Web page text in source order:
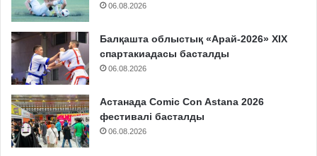
06.08.2026
Балқашта облыстық «Арай-2026» XIX
спартакиадасы басталды
06.08.2026
Астанада Comic Con Astana 2026
фестивалі басталды
06.08.2026